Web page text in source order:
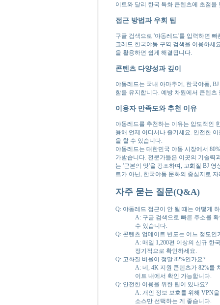
이트와 달리 한국 특화 콘텐츠에 초점
접근 방법과 우회 팁
구글 검색으로 '야동레드'를 입력하면
코레드 한국야동 구역 검색을 이용하세
을 활용하면 쉽게 해결됩니다.
콘텐츠 다양성과 깊이
야동레드는 국내 아마추어, 한국야동,
함을 유지합니다. 예방 차원에서 콘텐
이용자 만족도와 추천 이유
야동레드를 추천하는 이유는 압도적인
용해 언제 어디서나 즐기세요. 안전한
을 할 수 있습니다.
야동레드는 대한민국 야동 시장에서
가받습니다. 전문가들은 이곳의 기술력
는 '근본의 맛'을 강조하며, 고화질 BJ
트가 아닌, 한국야동 문화의 중심지로
자주 묻는 질문(Q&A)
Q: 야동레드 접근이 안 될 때는 어떻게
A: 구글 검색으로 빠른 주소를
수 있습니다.
Q: 콘텐츠 업데이트 빈도는 어느 정도인
A: 매일 1,200편 이상의 신규 한
정기적으로 확인하세요.
Q: 고화질 비율이 정말 82%인가요?
A: 네, 4K 지원 콘텐츠가 82%를
이트 내에서 확인 가능합니다.
Q: 안전한 이용을 위한 팁이 있나요?
A: 개인 정보 보호를 위해 VPN
소스만 선택하는 게 좋습니다.